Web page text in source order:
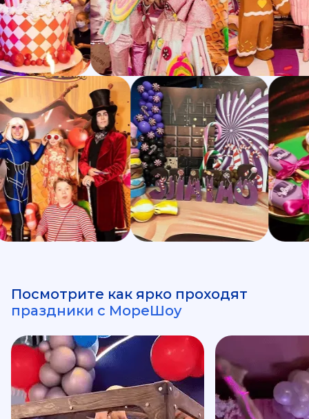
Посмотрите как ярко проходят
праздники с МореШоу